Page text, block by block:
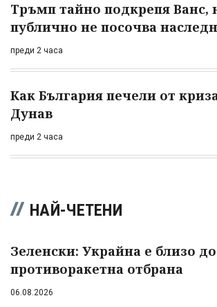
Тръмп тайно подкрепя Ванс,
публично не посочва
преди 2 часа
Как България печели от
Дунав
преди 2 часа
НАЙ-ЧЕТЕНИ
Зеленски: Украйна е близо
противоракетна отбрана
06.08.2026